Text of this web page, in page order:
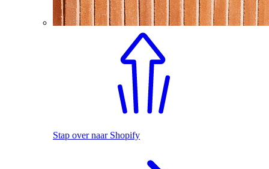
Stap over naar Shopify